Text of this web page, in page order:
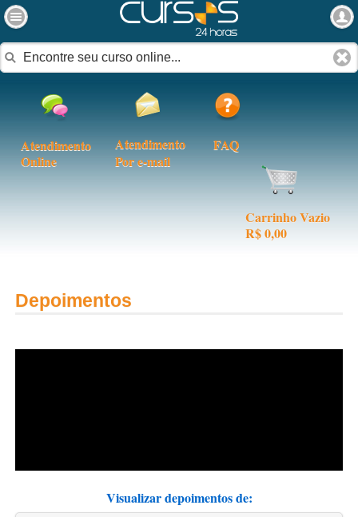
Atendimento
Online
Atendimento
Por e-mail
FAQ
Carrinho Vazio
R$ 0,00
Depoimentos
Visualizar depoimentos de: